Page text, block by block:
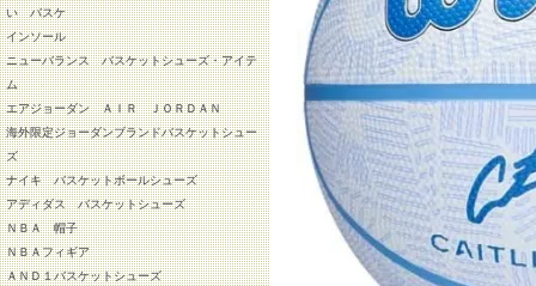
い バスケ
インソール
ニューバランス バスケットシューズ・アイテ
ム
エアジョーダン ＡＩＲ ＪＯＲＤＡＮ
海外限定ジョーダンブランドバスケットシュー
ズ
ナイキ バスケットボールシューズ
アディダス バスケットシューズ
ＮＢＡ 帽子
ＮＢＡフィギア
ＡＮＤ１バスケットシューズ